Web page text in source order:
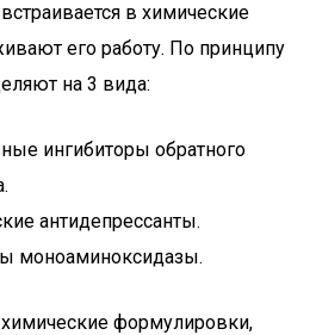
в химические
его работу. По принципу
на 3 вида:
ингибиторы обратного
антидепрессанты.
моноаминоксидазы.
формулировки,